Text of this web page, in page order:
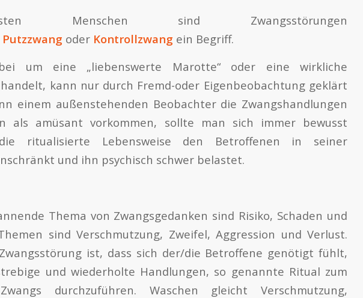
Menschen sind Zwangsstörungen
Putzzwang oder Kontrollzwang ein Begriff.
um eine „liebenswerte Marotte“ oder eine wirkliche
kann nur durch Fremd-oder Eigenbeobachtung geklärt
einem außenstehenden Beobachter die Zwangshandlungen
als amüsant vorkommen, sollte man sich immer bewusst
ritualisierte Lebensweise den Betroffenen in seiner
und ihn psychisch schwer belastet.
Thema von Zwangsgedanken sind Risiko, Schaden und
sind Verschmutzung, Zweifel, Aggression und Verlust.
ist, dass sich der/die Betroffene genötigt fühlt,
und wiederholte Handlungen, so genannte Ritual zum
durchzuführen. Waschen gleicht Verschmutzung,